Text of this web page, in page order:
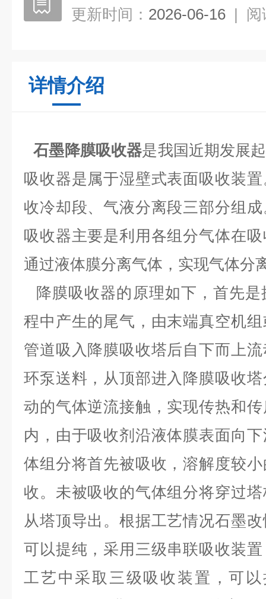
更新时间： 2026-06-16 | 阅
详情介绍
石墨降膜吸收器是我国近期发展
吸收器是属于湿壁式表面吸收装
收冷却段、气液分离段三部分组
吸收器主要是利用各组分气体在
通过液体膜分离气体，实现气体分
降膜吸收器的原理如下，首先
程中产生的尾气，由末端真空机
管道吸入降膜吸收塔后自下而上
环泵送料，从顶部进入降膜吸收
动的气体逆流接触，实现传热和
内，由于吸收剂沿液体膜表面向
体组分将首先被吸收，溶解度较
收。未被吸收的气体组分将穿过
从塔顶导出。根据工艺情况石墨
可以提纯，采用三级串联吸收装
工艺中采取三级吸收装置，可